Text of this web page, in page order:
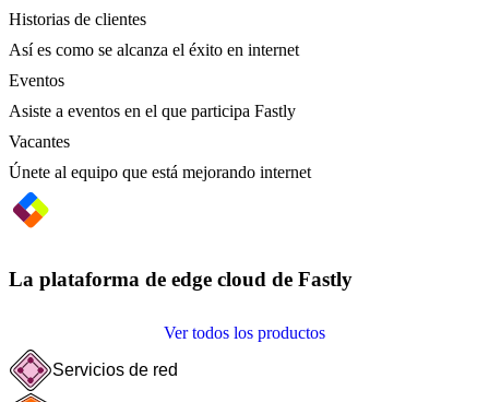
Historias de clientes
Así es como se alcanza el éxito en internet
Eventos
Asiste a eventos en el que participa Fastly
Vacantes
Únete al equipo que está mejorando internet
La plataforma de edge cloud de Fastly
Ver todos los productos
Servicios de red